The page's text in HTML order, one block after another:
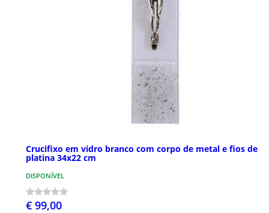
Crucifixo em vidro branco com corpo de metal e fios de
platina 34x22 cm
DISPONÍVEL
€ 99,00